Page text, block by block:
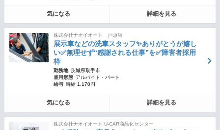
気になる 詳細を見る
株式会社ナオイオート 戸頭店
展示車などの洗車スタッフ✨ありがとうが嬉し
い✅無理せず“感謝される仕事”を✅障害者採用
枠
勤務地 茨城県取手市
雇用形態 アルバイト・パート
給与 時給 1,170円
気になる 詳細を見る
株式会社ナオイオート U-CAR商品化センター